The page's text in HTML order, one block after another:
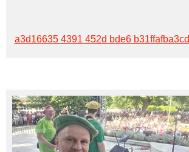
a3d16635 4391 452d bde6 b31ffafba3cd